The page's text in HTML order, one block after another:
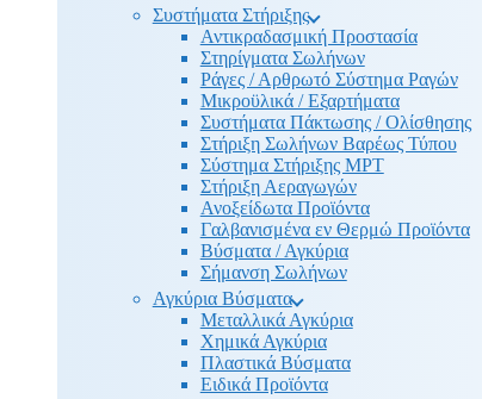
Συστήματα Στήριξης
Αντικραδασμική Προστασία
Στηρίγματα Σωλήνων
Ράγες / Αρθρωτό Σύστημα Ραγών
Μικροϋλικά / Εξαρτήματα
Συστήματα Πάκτωσης / Ολίσθησης
Στήριξη Σωλήνων Βαρέως Τύπου
Σύστημα Στήριξης MPT
Στήριξη Αεραγωγών
Ανοξείδωτα Προϊόντα
Γαλβανισμένα εν Θερμώ Προϊόντα
Βύσματα / Αγκύρια
Σήμανση Σωλήνων
Αγκύρια Βύσματα
Μεταλλικά Αγκύρια
Χημικά Αγκύρια
Πλαστικά Βύσματα
Ειδικά Προϊόντα